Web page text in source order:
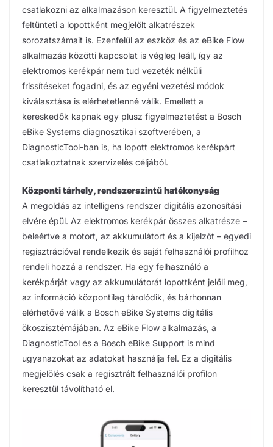
csatlakozni az alkalmazáson keresztül. A figyelmeztetés
feltünteti a lopottként megjelölt alkatrészek
sorozatszámait is. Ezenfelül az eszköz és az eBike Flow
alkalmazás közötti kapcsolat is végleg leáll, így az
elektromos kerékpár nem tud vezeték nélküli
frissítéseket fogadni, és az egyéni vezetési módok
kiválasztása is elérhetetlenné válik. Emellett a
kereskedők kapnak egy plusz figyelmeztetést a Bosch
eBike Systems diagnosztikai szoftverében, a
DiagnosticTool-ban is, ha lopott elektromos kerékpárt
csatlakoztatnak szervizelés céljából.
Központi tárhely, rendszerszintű hatékonyság
A megoldás az intelligens rendszer digitális azonosítási
elvére épül. Az elektromos kerékpár összes alkatrésze –
beleértve a motort, az akkumulátort és a kijelzőt – egyedi
regisztrációval rendelkezik és saját felhasználói profilhoz
rendeli hozzá a rendszer. Ha egy felhasználó a
kerékpárját vagy az akkumulátorát lopottként jelöli meg,
az információ központilag tárolódik, és bárhonnan
elérhetővé válik a Bosch eBike Systems digitális
ökoszisztémájában. Az eBike Flow alkalmazás, a
DiagnosticTool és a Bosch eBike Support is mind
ugyanazokat az adatokat használja fel. Ez a digitális
megjelölés csak a regisztrált felhasználói profilon
keresztül távolítható el.